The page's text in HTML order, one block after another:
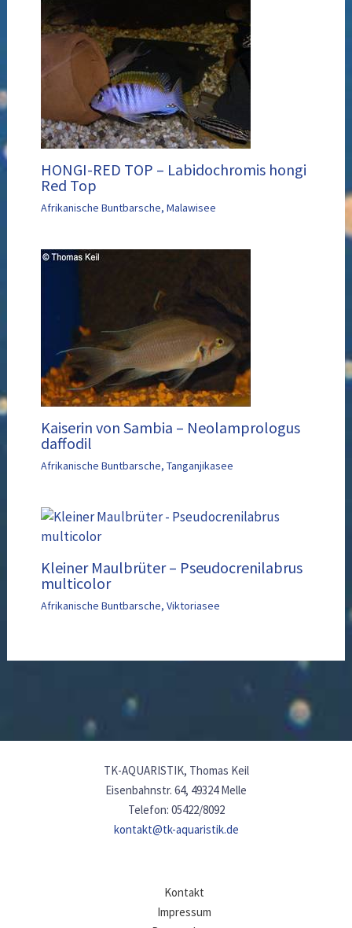
HONGI-RED TOP – Labidochromis hongi
Red Top
Afrikanische Buntbarsche, Malawisee
Kaiserin von Sambia – Neolamprologus
daffodil
Afrikanische Buntbarsche, Tanganjikasee
Kleiner Maulbrüter – Pseudocrenilabrus
multicolor
Afrikanische Buntbarsche, Viktoriasee
TK-AQUARISTIK, Thomas Keil
Eisenbahnstr. 64, 49324 Melle
Telefon: 05422/8092
kontakt@tk-aquaristik.de
Kontakt
Impressum